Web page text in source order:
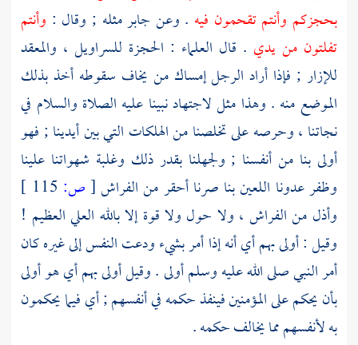
بحجزكم وأنتم تقحمون فيه . وعن جابرمثله ; وقال : وأنتم
تفلتون من يدي . قال العلماء : الحجزة للسراويل ، والمعقد
للإزار ; فإذا أراد الرجل إمساك من يخاف سقوطه أخذ بذلك
الموضع منه . وهذا مثل لاجتهاد نبينا عليه الصلاة والسلام في
نجاتنا ، وحرصه على تخلصنا من الهلكات التي بين أيدينا ; فهو
أولى بنا من أنفسنا ; ولجهلنا بقدر ذلك وغلبة شهواتنا علينا
وظفر عدونا اللعين بنا صرنا أحقر من الفراش[ص:
وأذل من الفراش ، ولا حول ولا قوة إلا بالله العلي العظيم !
وقيل : أولى بهم أي أنه إذا أمر بشيء ودعت النفس إلى غيره كان
أمر النبي صلى الله عليه وسلم أولى . وقيل أولى بهم أي هو أولى
بأن يحكم على المؤمنين فينفذ حكمه في أنفسهم ; أي فيما يحكمون
به لأنفسهم مما يخالف حكمه .